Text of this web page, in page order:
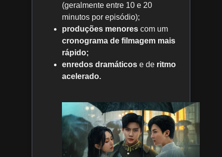
(geralmente entre 10 e 20
minutos por episódio);
produções menores com um
cronograma de filmagem mais
rápido;
enredos dramáticos e de ritmo
acelerado.